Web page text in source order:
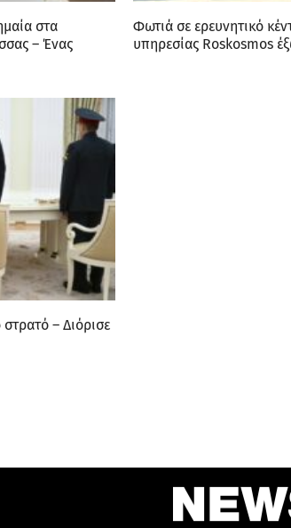
στα
– Ένας
Φωτιά σε ερευνητικό
υπηρεσίας Roskosmos
– Διόρισε